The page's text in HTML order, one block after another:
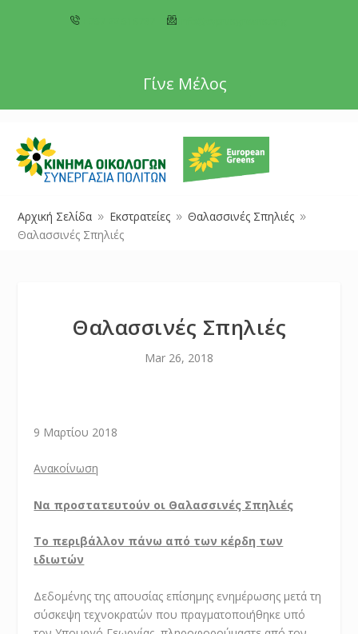
Γίνε Μέλος
Αρχική Σελίδα 9 Εκστρατείες 9 Θαλασσινές Σπηλιές 9
Θαλασσινές Σπηλιές
Θαλασσινές Σπηλιές
Mar 26, 2018
9 Μαρτίου 2018
Ανακοίνωση
Να προστατευτούν οι Θαλασσινές Σπηλιές
Το περιβάλλον πάνω από των κέρδη των
ιδιωτών
Δεδομένης της απουσίας επίσημης ενημέρωσης μετά τη
σύσκεψη τεχνοκρατών που πραγματοποιήθηκε υπό